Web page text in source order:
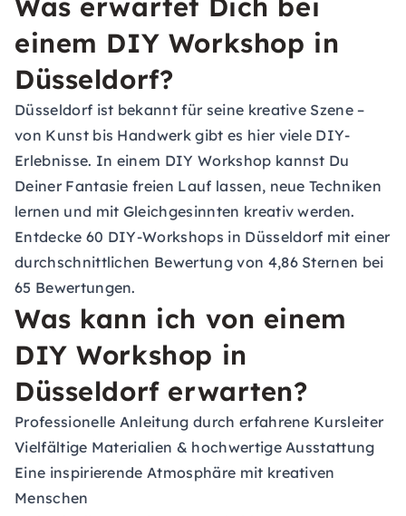
einem DIY Workshop in
Düsseldorf?
Düsseldorf ist bekannt für seine kreative Szene –
von Kunst bis Handwerk gibt es hier viele DIY-
Erlebnisse. In einem DIY Workshop kannst Du
Deiner Fantasie freien Lauf lassen, neue Techniken
lernen und mit Gleichgesinnten kreativ werden.
Entdecke 60 DIY-Workshops in Düsseldorf mit einer
durchschnittlichen Bewertung von 4,86 Sternen bei
65 Bewertungen.
Was kann ich von einem
DIY Workshop in
Düsseldorf erwarten?
Professionelle Anleitung durch erfahrene Kursleiter
Vielfältige Materialien & hochwertige Ausstattung
Eine inspirierende Atmosphäre mit kreativen
Menschen